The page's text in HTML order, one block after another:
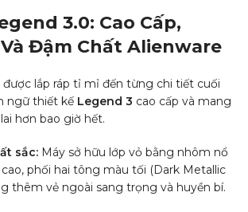
3.0: Cao Cấp,
Đậm Chất Alienware
được lắp ráp tỉ mỉ đến từng chi tiết cuối
ngữ thiết kế Legend 3 cao cấp và mang
hơn bao giờ hết.
sắc: Máy sở hữu lớp vỏ bằng nhôm nổ
phối hai tông màu tối (Dark Metallic
thêm vẻ ngoài sang trọng và huyền bí.